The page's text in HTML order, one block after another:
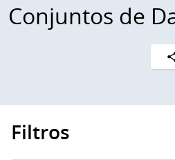
Conjuntos de
Filtros